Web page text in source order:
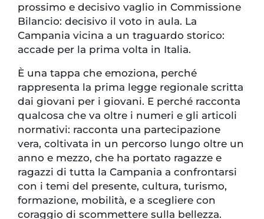
prossimo e decisivo vaglio in Commissione
Bilancio: decisivo il voto in aula. La
Campania vicina a un traguardo storico:
accade per la prima volta in Italia.
È una tappa che emoziona, perché
rappresenta la prima legge regionale scritta
dai giovani per i giovani. E perché racconta
qualcosa che va oltre i numeri e gli articoli
normativi: racconta una partecipazione
vera, coltivata in un percorso lungo oltre un
anno e mezzo, che ha portato ragazze e
ragazzi di tutta la Campania a confrontarsi
con i temi del presente, cultura, turismo,
formazione, mobilità, e a scegliere con
coraggio di scommettere sulla bellezza.